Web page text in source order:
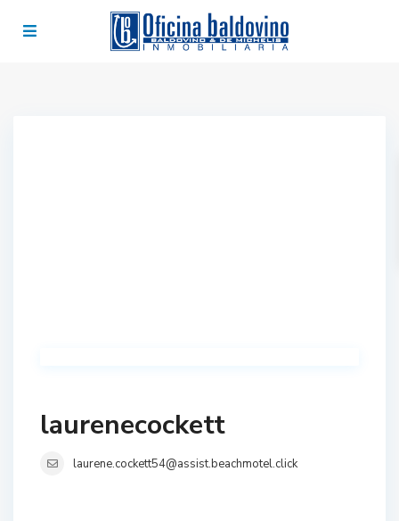
laurenecockett
laurene.cockett54@assist.beachmotel.click